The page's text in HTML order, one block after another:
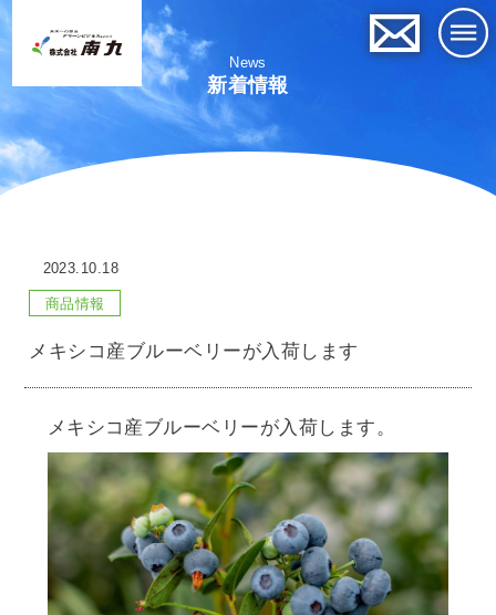
News
新着情報
2023.10.18
商品情報
メキシコ産ブルーベリーが入荷します
メキシコ産ブルーベリーが入荷します。